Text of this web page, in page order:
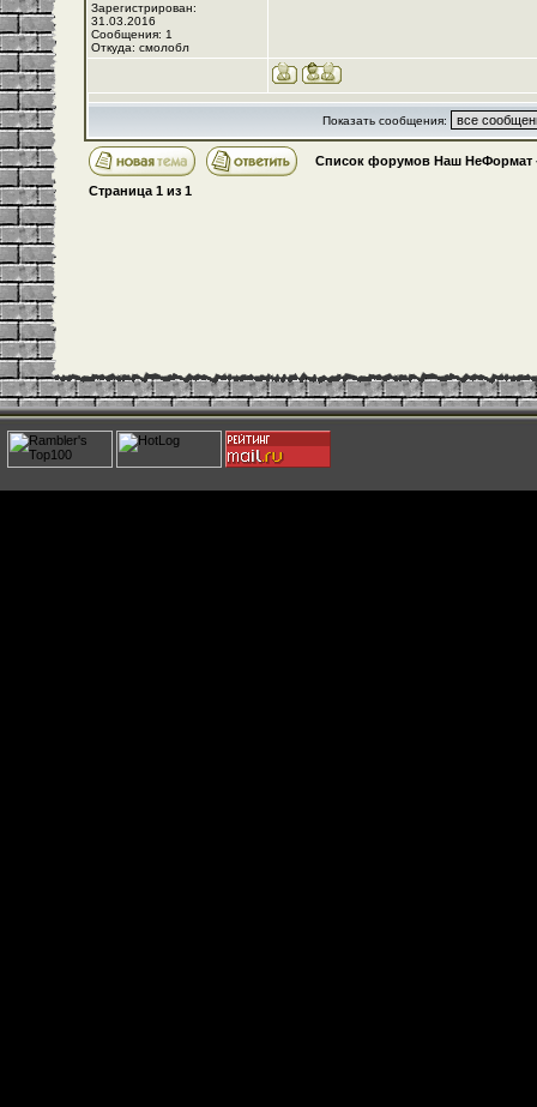
Зарегистрирован:
31.03.2016
Сообщения: 1
Откуда: смолобл
Показать сообщения:
Список форумов Наш НеФормат
Страница 1 из 1